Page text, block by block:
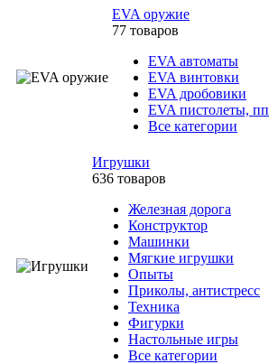
EVA оружие
77 товаров
EVA автоматы
EVA винтовки
EVA дробовики
EVA пистолеты, пп
Все категории
Игрушки
636 товаров
Железная дорога
Конструктор
Машинки
Мягкие игрушки
Опыты
Приколы, антистресс
Техника
Фигурки
Настольные игры
Все категории